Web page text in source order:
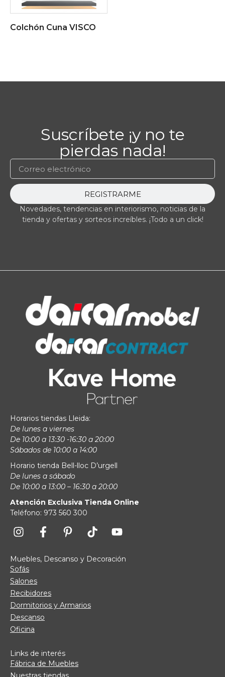
Colchón Cuna VISCO
Suscríbete ¡y no te
pierdas nada!
REGISTRARME
Novedades, tendencias en interiorismo, noticias de la
tienda y ofertas y sorteos increíbles. ¡Todo a un click!
Horarios tiendas Lleida:
De lunes a viernes
De 10:00 a 13:30 -16:30 a 20:00
Sábados de 10:00 a 14:00
Horario tienda Bell-lloc D’urgell
De lunes a sábado
De 10:00 a 13:00 – 16:30 a 20:00
Atención Exclusiva Tienda Online
Teléfono: 973 560 300
Muebles, Descanso y Decoración
Sofás
Salones
Recibidores
Dormitorios y Armarios
Descanso
Oficina
Links de interés
Fábrica de Muebles